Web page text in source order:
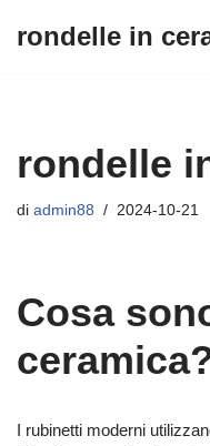
rondelle in
rondelle
di admin88 2024-10-21
Cosa
I rubinetti moderni